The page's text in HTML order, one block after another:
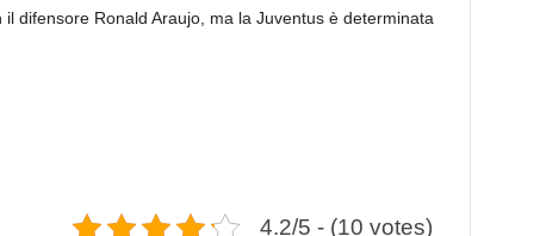
difensore Ronald Araujo, ma la Juventus è determinata
4.2/5 - (10 votes)